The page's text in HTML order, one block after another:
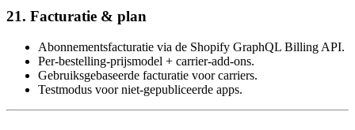
21. Facturatie & plan
Abonnementsfacturatie via de Shopify GraphQL Billing API.
Per-bestelling-prijsmodel + carrier-add-ons.
Gebruiksgebaseerde facturatie voor carriers.
Testmodus voor niet-gepubliceerde apps.